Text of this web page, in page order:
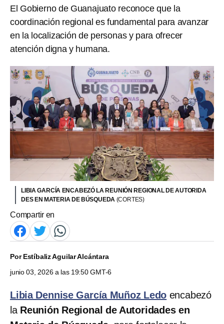
El Gobierno de Guanajuato reconoce que la
coordinación regional es fundamental para avanzar
en la localización de personas y para ofrecer
atención digna y humana.
LIBIA GARCÍA ENCABEZÓ LA REUNIÓN REGIONAL DE AUTORIDA
DES EN MATERIA DE BÚSQUEDA (CORTES)
Compartir en
PorEstíbaliz Aguilar Alcántara
junio 03, 2026 a las 19:50 GMT-6
Libia Dennise García Muñoz Ledo encabezó
la Reunión Regional de Autoridades en